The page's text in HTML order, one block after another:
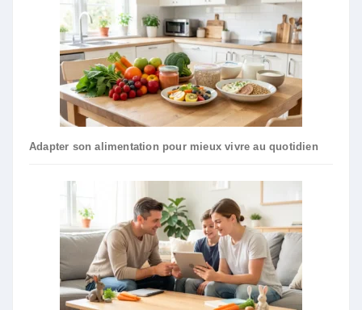
Adapter son alimentation pour mieux vivre au quotidien